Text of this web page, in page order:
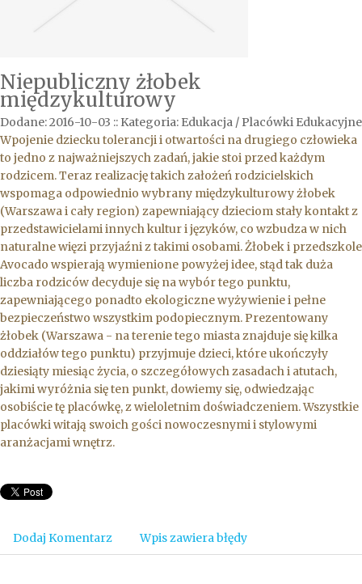
Niepubliczny żłobek
międzykulturowy
Dodane: 2016-10-03 :: Kategoria: Edukacja / Placówki Edukacyjne
Wpojenie dziecku tolerancji i otwartości na drugiego człowieka
to jedno z najważniejszych zadań, jakie stoi przed każdym
rodzicem. Teraz realizację takich założeń rodzicielskich
wspomaga odpowiednio wybrany międzykulturowy żłobek
(Warszawa i cały region) zapewniający dzieciom stały kontakt z
przedstawicielami innych kultur i języków, co wzbudza w nich
naturalne więzi przyjaźni z takimi osobami. Żłobek i przedszkole
Avocado wspierają wymienione powyżej idee, stąd tak duża
liczba rodziców decyduje się na wybór tego punktu,
zapewniającego ponadto ekologiczne wyżywienie i pełne
bezpieczeństwo wszystkim podopiecznym. Prezentowany
żłobek (Warszawa - na terenie tego miasta znajduje się kilka
oddziałów tego punktu) przyjmuje dzieci, które ukończyły
dziesiąty miesiąc życia, o szczegółowych zasadach i atutach,
jakimi wyróżnia się ten punkt, dowiemy się, odwiedzając
osobiście tę placówkę, z wieloletnim doświadczeniem. Wszystkie
placówki witają swoich gości nowoczesnymi i stylowymi
aranżacjami wnętrz.
Dodaj Komentarz Wpis zawiera błędy